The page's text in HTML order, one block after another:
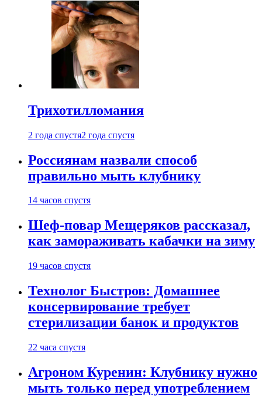
Трихотилломания
2 года спустя2 года спустя
Россиянам назвали способ
правильно мыть клубнику
14 часов спустя
Шеф-повар Мещеряков рассказал,
как замораживать кабачки на зиму
19 часов спустя
Технолог Быстров: Домашнее
консервирование требует
стерилизации банок и продуктов
22 часа спустя
Агроном Куренин: Клубнику нужно
мыть только перед употреблением